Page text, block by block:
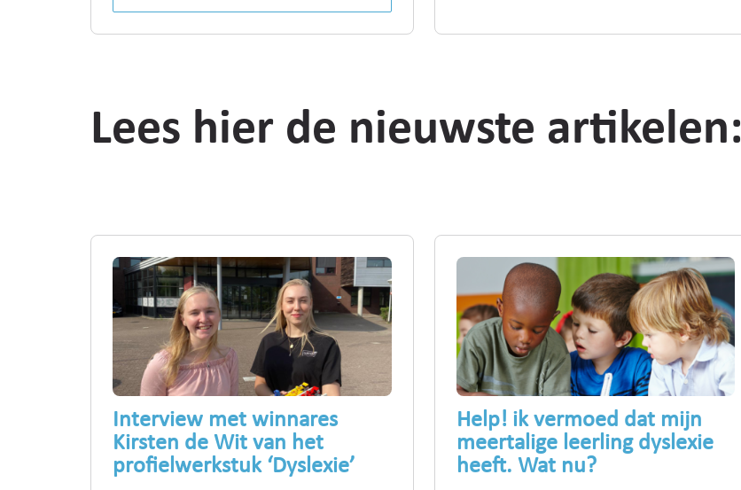
Lees hier de nieuwste artikelen:
Interview met winnares
Kirsten de Wit van het
profielwerkstuk ‘Dyslexie’
Help! ik vermoed dat mijn
meertalige leerling dyslexie
heeft. Wat nu?